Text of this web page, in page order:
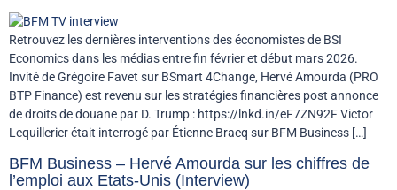
Retrouvez les dernières interventions des économistes de BSI
Economics dans les médias entre fin février et début mars 2026.
Invité de Grégoire Favet sur BSmart 4Change, Hervé Amourda (PRO
BTP Finance) est revenu sur les stratégies financières post annonce
de droits de douane par D. Trump : https://lnkd.in/eF7ZN92F Victor
Lequillerier était interrogé par Étienne Bracq sur BFM Business […]
BFM Business – Hervé Amourda sur les chiffres de
l’emploi aux Etats-Unis (Interview)